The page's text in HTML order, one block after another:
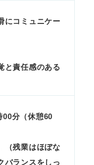
にコミュニケー
と責任感のある
00分（休憩60
（残業はほぼな
バランスをしっ